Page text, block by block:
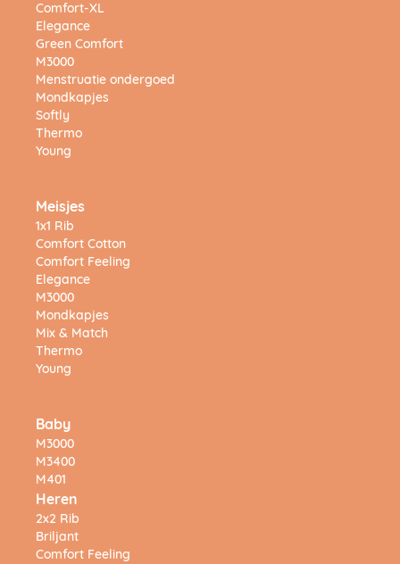
Comfort-XL
Elegance
Green Comfort
M3000
Menstruatie ondergoed
Mondkapjes
Softly
Thermo
Young
Meisjes
1x1 Rib
Comfort Cotton
Comfort Feeling
Elegance
M3000
Mondkapjes
Mix & Match
Thermo
Young
Baby
M3000
M3400
M401
Heren
2x2 Rib
Briljant
Comfort Feeling